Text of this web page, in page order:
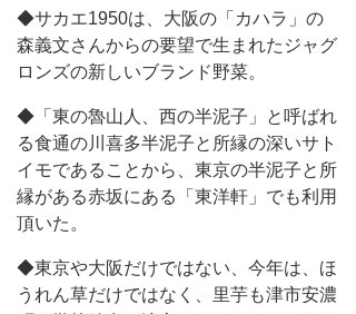
◆サカエ1950は、大阪の「カハラ」の
森義文さんからの要望で生まれたジャグ
ロンズの新しいブランド野菜。
◆「東の魯山人、西の半泥子」と呼ばれ
る食通の川喜多半泥子と所縁の深いサト
イモであることから、東京の半泥子と所
縁がある赤坂にある「東洋軒」でも利用
頂いた。
◆東京や大阪だけではない、今年は、ほ
うれん草だけではなく、里芋も津市安濃